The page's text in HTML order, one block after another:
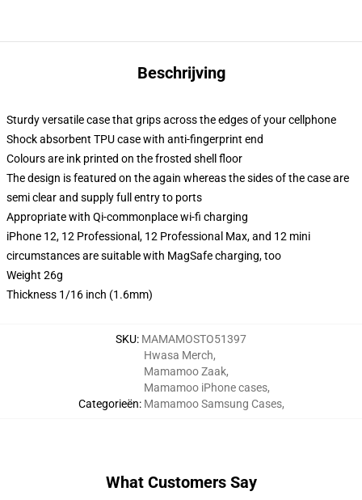
Beschrijving
Sturdy versatile case that grips across the edges of your cellphone
Shock absorbent TPU case with anti-fingerprint end
Colours are ink printed on the frosted shell floor
The design is featured on the again whereas the sides of the case are
semi clear and supply full entry to ports
Appropriate with Qi-commonplace wi-fi charging
iPhone 12, 12 Professional, 12 Professional Max, and 12 mini
circumstances are suitable with MagSafe charging, too
Weight 26g
Thickness 1/16 inch (1.6mm)
SKU: MAMAMOSTO51397
Categorieën:
Hwasa Merch,
Mamamoo Zaak,
Mamamoo iPhone cases,
Mamamoo Samsung Cases,
What Customers Say